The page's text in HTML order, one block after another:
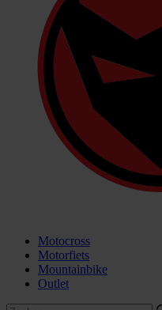
Motocross
Motorfiets
Mountainbike
Outlet